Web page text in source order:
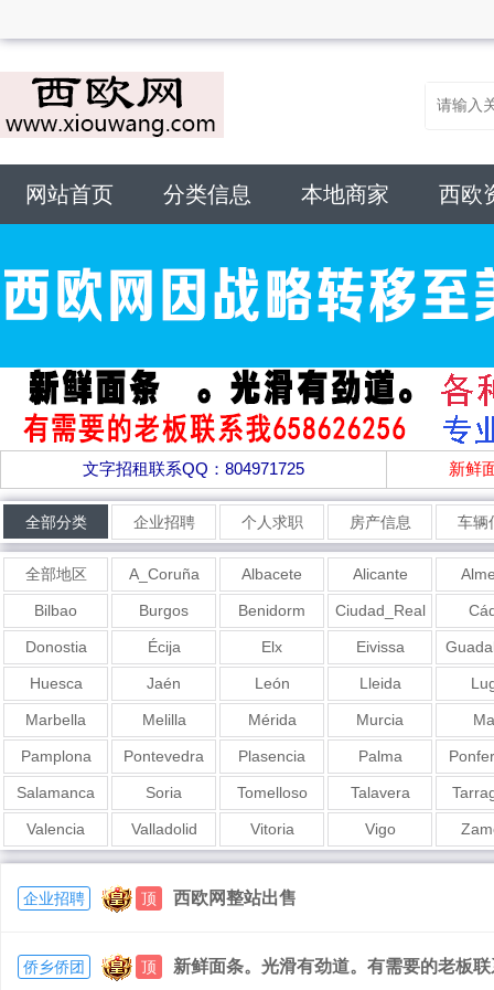
网站首页 分类信息 本地商家 西欧
文字招租联系QQ：804971725 新鲜
全部分类 企业招聘 个人求职 房产信息 车辆
全部地区 A_Coruña Albacete Alicante
Bilbao Burgos Benidorm Ciudad_Real
Donostia Écija Elx Eivissa
Huesca Jaén León Lleida
Marbella Melilla Mérida Murcia
Pamplona Pontevedra Plasencia Palma
Salamanca Soria Tomelloso Talavera
Valencia Valladolid Vitoria Vigo
企业招聘 顶 西欧网整站出售
侨乡侨团 顶 新鲜面条。光滑有劲道。有需要的老板